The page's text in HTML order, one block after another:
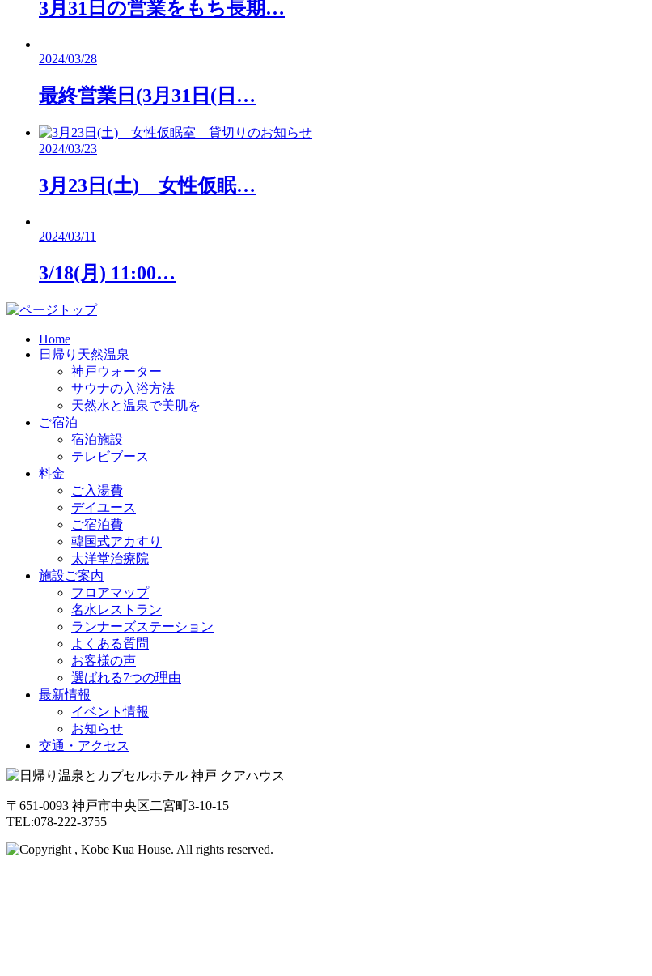
3月31日の営業をもち長期…
2024/03/28
最終営業日(3月31日(日…
2024/03/23
3月23日(土) 女性仮眠…
2024/03/11
3/18(月) 11:00…
Home
日帰り天然温泉
神戸ウォーター
サウナの入浴方法
天然水と温泉で美肌を
ご宿泊
宿泊施設
テレビブース
料金
ご入湯費
デイユース
ご宿泊費
韓国式アカすり
太洋堂治療院
施設ご案内
フロアマップ
名水レストラン
ランナーズステーション
よくある質問
お客様の声
選ばれる7つの理由
最新情報
イベント情報
お知らせ
交通・アクセス
〒651-0093 神戸市中央区二宮町3-10-15
TEL:078-222-3755